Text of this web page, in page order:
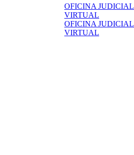
OFICINA JUDICIAL
VIRTUAL
OFICINA JUDICIAL
VIRTUAL